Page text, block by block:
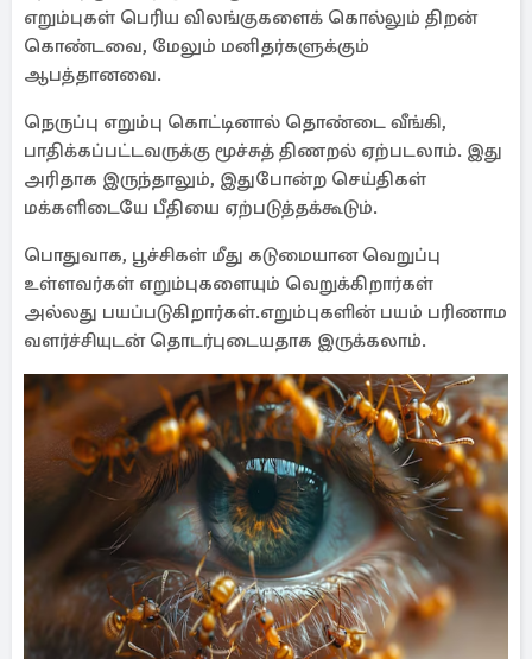
எறும்புகள் பெரிய விலங்குகளைக் கொல்லும் திறன்
கொண்டவை, மேலும் மனிதர்களுக்கும்
ஆபத்தானவை.
நெருப்பு எறும்பு கொட்டினால் தொண்டை வீங்கி,
பாதிக்கப்பட்டவருக்கு மூச்சுத் திணறல் ஏற்படலாம். இது
அரிதாக இருந்தாலும், இதுபோன்ற செய்திகள்
மக்களிடையே பீதியை ஏற்படுத்தக்கூடும்.
பொதுவாக, பூச்சிகள் மீது கடுமையான வெறுப்பு
உள்ளவர்கள் எறும்புகளையும் வெறுக்கிறார்கள்
அல்லது பயப்படுகிறார்கள்.எறும்புகளின் பயம் பரிணாம
வளர்ச்சியுடன் தொடர்புடையதாக இருக்கலாம்.